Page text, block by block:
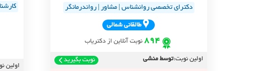
دکترای تخصصی روانشناس | مشاور | رواندرمانگر
طالقاني شمالي
894 نوبت آنلاین از دکتریاب
اولین نوبت:توسط منشی نوبت بگیرید
اولین